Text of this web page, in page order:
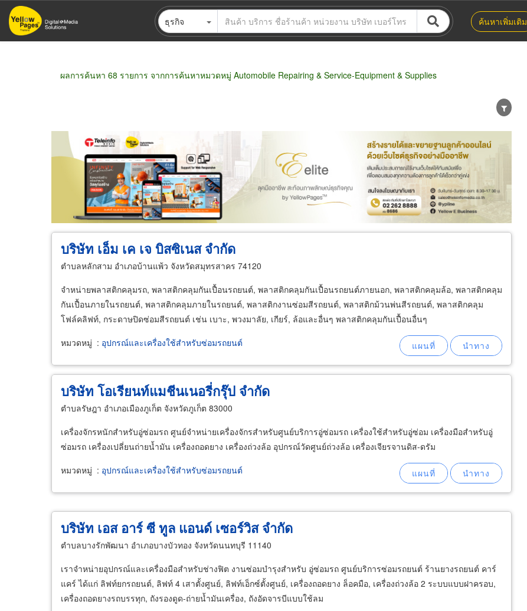
ข้าม
ไป
ธุรกิจ ค้นหาเพิ่มเติม
ผลการค้นหา 68 รายการ จากการค้นหาหมวดหมู่ Automobile Repairing & Service-Equipment & Supplies
ขายส่ง ขายปลีก ผู้ผลิต ตัวแทนจัดจำหน่าย ผู้ส่งออก/นำเข้า ธุรกิจบริการ
บริษัท เอ็ม เค เจ บิสซิเนส จำกัด
ตำบลหลักสาม อำเภอบ้านแพ้ว จังหวัดสมุทรสาคร 74120
จำหน่ายพลาสติกคลุมรถ, พลาสติกคลุมกันเปื้อนรถยนต์, พลาสติกคลุมกันเปื้อนรถยนต์ภายนอก, พลาสติกคลุมล้อ, พลาสติกคลุม
กันเปื้อนภายในรถยนต์, พลาสติกคลุมภายในรถยนต์, พลาสติกงานซ่อมสีรถยนต์, พลาสติกม้วนพ่นสีรถยนต์, พลาสติกคลุม
โฟล์คลิฟท์, กระดาษปิดซ่อมสีรถยนต์ เช่น เบาะ, พวงมาลัย, เกียร์, ล้อและอื่นๆ พลาสติกคลุมกันเปื้อนอื่นๆ
หมวดหมู่ : อุปกรณ์และเครื่องใช้สำหรับซ่อมรถยนต์
บริษัท โอเรียนท์แมชีนเนอรี่กรุ๊ป จำกัด
ตำบลรัษฎา อำเภอเมืองภูเก็ต จังหวัดภูเก็ต 83000
เครื่องจักรหนักสำหรับอู่ซ่อมรถ ศูนย์จำหน่ายเครื่องจักรสำหรับศูนย์บริการอู่ซ่อมรถ เครื่องใช้สำหรับอู่ซ่อม เครื่องมือสำหรับอู่
ซ่อมรถ เครื่องเปลี่ยนถ่ายน้ำมัน เครื่องถอดยาง เครื่องถ่วงล้อ อุปกรณ์วัดศูนย์ถ่วงล้อ เครื่องเจียรจานดิส-ดรัม
หมวดหมู่ : อุปกรณ์และเครื่องใช้สำหรับซ่อมรถยนต์
บริษัท เอส อาร์ ซี ทูล แอนด์ เซอร์วิส จำกัด
ตำบลบางรักพัฒนา อำเภอบางบัวทอง จังหวัดนนทบุรี 11140
เราจำหน่ายอุปกรณ์และเครื่องมือสำหรับช่างฟิต งานซ่อมบำรุงสำหรับ อู่ซ่อมรถ ศูนย์บริการซ่อมรถยนต์ ร้านยางรถยนต์ คาร์
แคร์ ได้แก่ ลิฟท์ยกรถยนต์, ลิฟท์ 4 เสาตั้งศูนย์, ลิฟท์เอ็กซ์ตั้งศูนย์, เครื่องถอดยาง ล็อคมือ, เครื่องถ่วงล้อ 2 ระบบแบบฝาครอบ,
เครื่องถอดยางรถบรรทุก, ถังรองดูด-ถ่ายน้ำมันเครื่อง, ถังอัดจารบีแบบใช้ลม